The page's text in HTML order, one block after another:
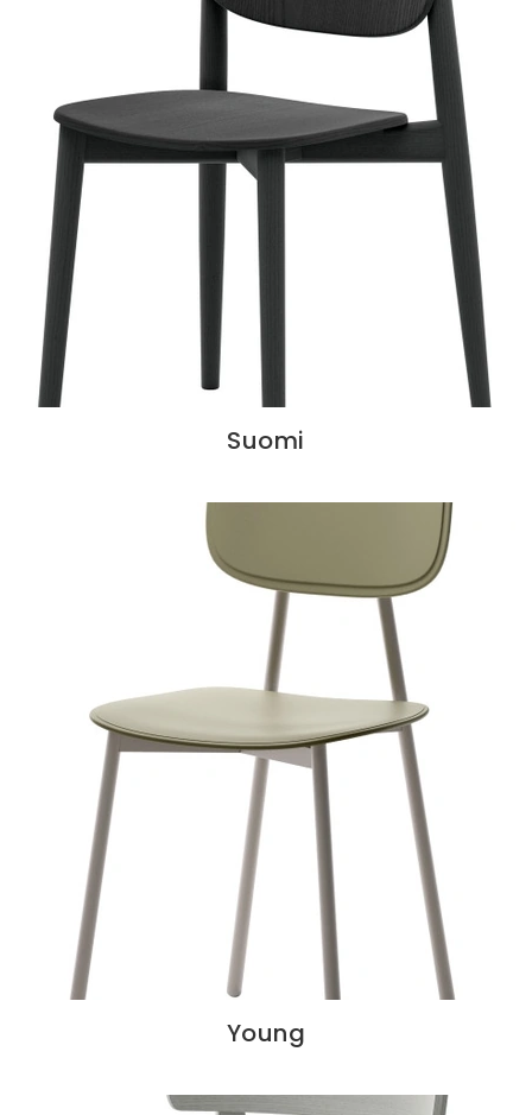
Suomi
Young